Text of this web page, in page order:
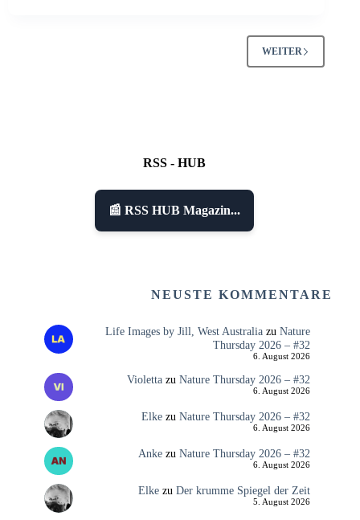
WEITER
RSS - HUB
📰 RSS HUB Magazin...
NEUSTE KOMMENTARE
Life Images by Jill, West Australiazu Nature
Thursday 2026 – #32
6. August 2026
Violettazu Nature Thursday 2026 – #32
6. August 2026
Elkezu Nature Thursday 2026 – #32
6. August 2026
Ankezu Nature Thursday 2026 – #32
6. August 2026
Elkezu Der krumme Spiegel der Zeit
5. August 2026